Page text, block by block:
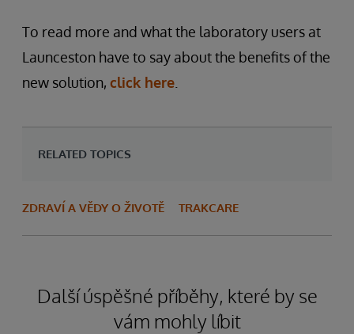
To read more and what the laboratory users at
Launceston have to say about the benefits of the
new solution, click here
RELATED TOPICS
ZDRAVÍ A VĚDY O ŽIVOTĚ TRAKCARE
Další úspěšné příběhy, které by se
vám mohly líbit